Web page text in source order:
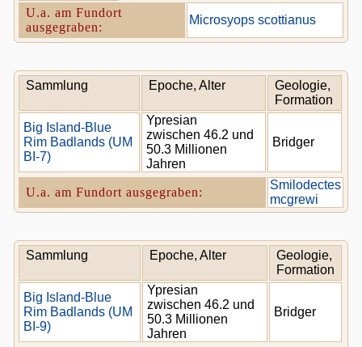
U.a. am Fundort
ausgegraben:
Microsyops scottianus
Sammlung Epoche, Alter
Geologie,
Formation
Big Island-Blue
Rim Badlands (UM
BI-7)
Ypresian
zwischen 46.2 und
50.3 Millionen
Jahren
Bridger
U.a. am Fundort ausgegraben:
Smilodectes
mcgrewi
Sammlung Epoche, Alter
Geologie,
Formation
Big Island-Blue
Rim Badlands (UM
BI-9)
Ypresian
zwischen 46.2 und
50.3 Millionen
Jahren
Bridger